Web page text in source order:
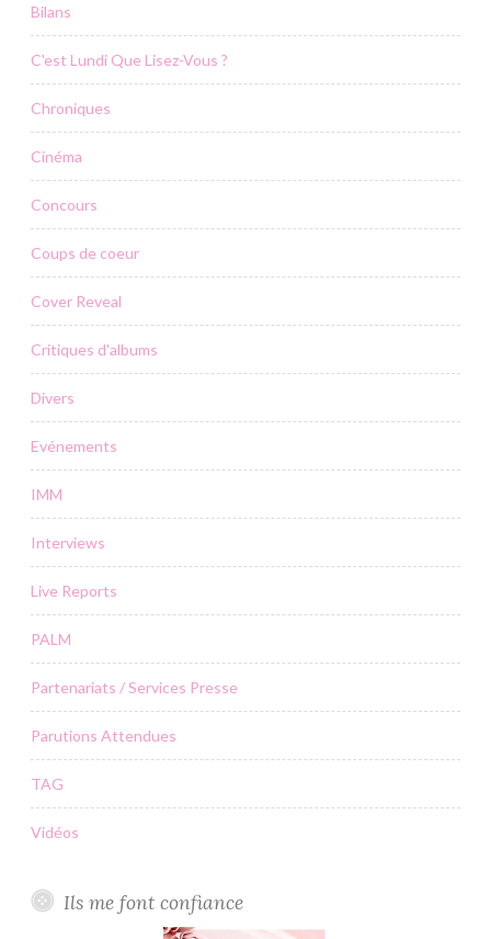
Bilans
C'est Lundi Que Lisez-Vous ?
Chroniques
Cinéma
Concours
Coups de coeur
Cover Reveal
Critiques d'albums
Divers
Evénements
IMM
Interviews
Live Reports
PALM
Partenariats / Services Presse
Parutions Attendues
TAG
Vidéos
Ils me font confiance